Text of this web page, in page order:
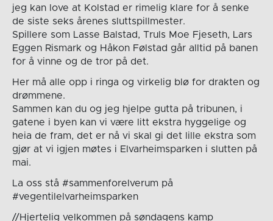
jeg kan love at Kolstad er rimelig klare for å senke
de siste seks årenes sluttspillmester.
Spillere som Lasse Balstad, Truls Moe Fjeseth, Lars
Eggen Rismark og Håkon Følstad går alltid på banen
for å vinne og de tror på det.
Her må alle opp i ringa og virkelig blø for drakten og
drømmene.
Sammen kan du og jeg hjelpe gutta på tribunen, i
gatene i byen kan vi være litt ekstra hyggelige og
heia de fram, det er nå vi skal gi det lille ekstra som
gjør at vi igjen møtes i Elvarheimsparken i slutten på
mai.
La oss stå #sammenforelverum på
#vegentilelvarheimsparken
//Hjertelig velkommen på søndagens kamp